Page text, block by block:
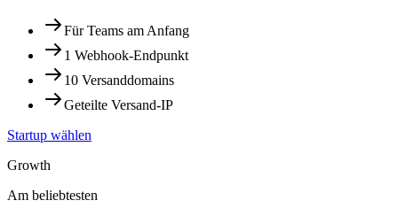
Für Teams am Anfang
1 Webhook-Endpunkt
10 Versanddomains
Geteilte Versand-IP
Startup wählen
Growth
Am beliebtesten